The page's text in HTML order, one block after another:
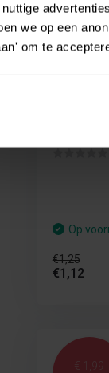
we op een
om te
Op
€1,25
€1,12
€ 1,99